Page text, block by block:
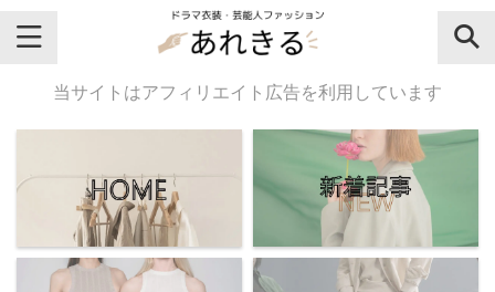
＼芸能人名・ドラマ名で検索♪／
気になるドラマ名や芸能人名でおし
ゃれなドラマ衣装・ファッションを
チェックしてね♪
当サイトはアフィリエイト広告を利用しています